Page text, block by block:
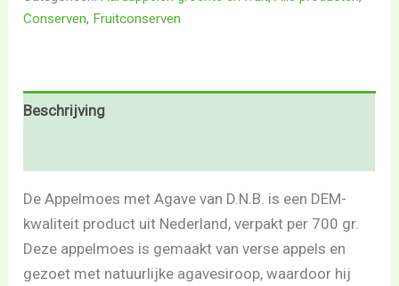
Conserven, Fruitconserven
Beschrijving
De Appelmoes met Agave van D.N.B. is een DEM-
kwaliteit product uit Nederland, verpakt per 700 gr.
Deze appelmoes is gemaakt van verse appels en
gezoet met natuurlijke agavesiroop, waardoor hij